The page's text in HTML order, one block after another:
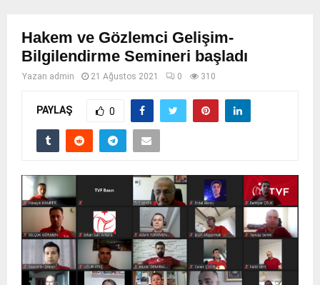
Hakem ve Gözlemci Gelişim-
Bilgilendirme Semineri başladı
Yazan admin 21 Ağustos 2021 0 310
PAYLAŞ 0